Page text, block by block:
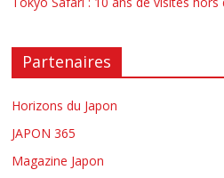
Partenaires
Horizons du Japon
JAPON 365
Magazine Japon